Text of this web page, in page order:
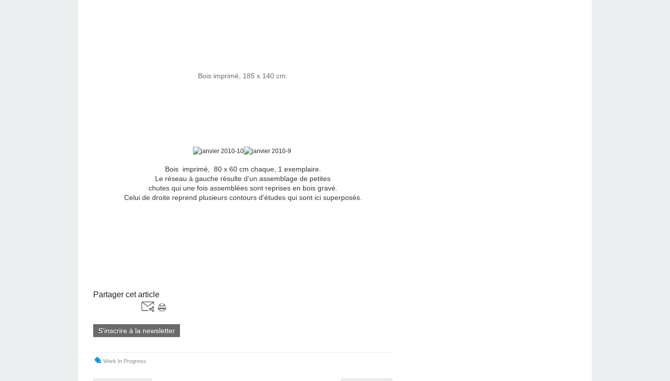
Bois imprimé, 185 x 140 cm.
Bois imprimé, 80 x 60 cm chaque, 1 exemplaire.
Le réseau à gauche résulte d'un assemblage de petites
chutes qui une fois assemblées sont reprises en bois gravé.
Celui de droite reprend plusieurs contours d'études qui sont ici superposés.
Partager cet article
S'inscrire à la newsletter
Work In Progress